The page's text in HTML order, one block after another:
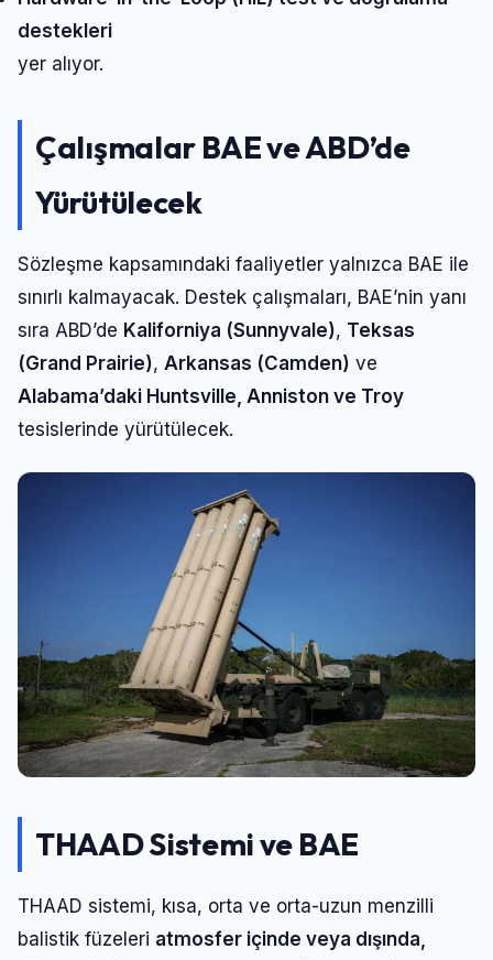
destekleri
yer alıyor.
Çalışmalar BAE ve ABD’de
Yürütülecek
Sözleşme kapsamındaki faaliyetler yalnızca BAE ile
sınırlı kalmayacak. Destek çalışmaları, BAE’nin yanı
sıra ABD’de Kaliforniya (Sunnyvale), Teksas
(Grand Prairie), Arkansas (Camden) ve
Alabama’daki Huntsville, Anniston ve Troy
tesislerinde yürütülecek.
THAAD Sistemi ve BAE
THAAD sistemi, kısa, orta ve orta-uzun menzilli
balistik füzeleri atmosfer içinde veya dışında,